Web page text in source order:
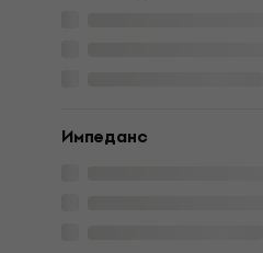
Импеданс